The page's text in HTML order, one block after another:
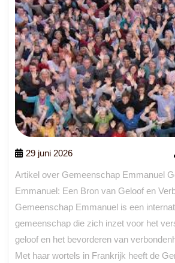
29 juni 2026
Artikel over Gemeenschap Emmanuel
Emmanuel: Een Bron van Geloof en
Gemeenschap Emmanuel is een
gemeenschap die zich inzet voor het
geloof en het bevorderen van
Met haar wortels in Frankrijk heeft de